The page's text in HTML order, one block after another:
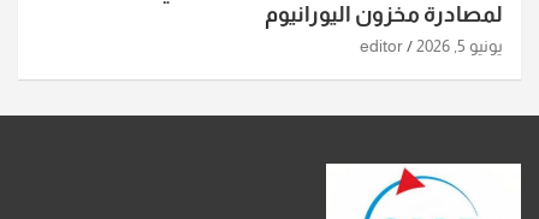
لمصادرة مخزون اليورانيوم
يونيو 5, 2026 editor